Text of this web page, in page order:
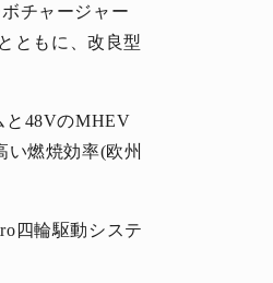
チャージャー
ともに、改良型
と48VのMHEV
い燃焼効率(欧州
四輪駆動システ